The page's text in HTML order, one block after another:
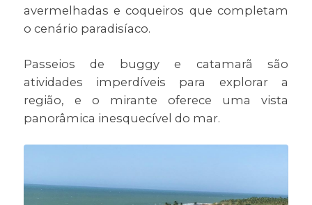
avermelhadas e coqueiros que completam
o cenário paradisíaco.
Passeios de buggy e catamarã são
atividades imperdíveis para explorar a
região, e o mirante oferece uma vista
panorâmica inesquecível do mar.